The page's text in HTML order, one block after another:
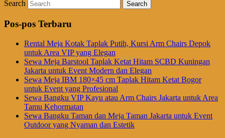
Search
Pos-pos Terbaru
Rental Meja Kotak Taplak Putih, Kursi Arm Chairs Depok
untuk Area VIP yang Elegan
Sewa Meja Barstool Taplak Ketat Hitam SCBD Kuningan
Jakarta untuk Event Modern dan Elegan
Sewa Meja IBM 180×45 cm Taplak Hitam Ketat Bogor
untuk Event yang Profesional
Sewa Bangku VIP Kayu atau Arm Chairs Jakarta untuk Area
Tamu Kehormatan
Sewa Bangku Taman dan Meja Taman Jakarta untuk Event
Outdoor yang Nyaman dan Estetik